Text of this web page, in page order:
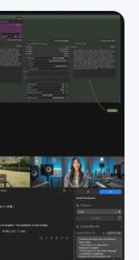
段。这些设施规
业运营，发电主
人发电机由大型科